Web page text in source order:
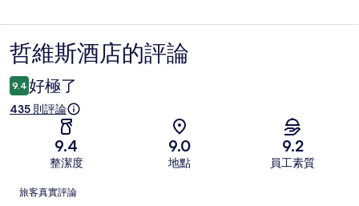
評
論
哲維斯酒店的評論
9.4 好極了
435 則評論
9.4
整潔度
9.0
地點
9.2
員工素質
評
旅客真實評論